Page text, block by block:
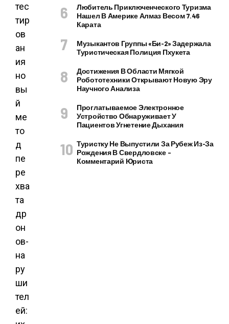
тес
тир
ов
ан
ия
но
вы
й
ме
то
д
пе
ре
хва
та
др
он
ов-
на
ру
ши
тел
ей:
Любитель Приключенческого Туризма
Нашел В Америке Алмаз Весом 7.46
Карата
Музыкантов Группы «Би-2» Задержала
Туристическая Полиция Пхукета
Достижения В Области Мягкой
Робототехники Открывают Новую Эру
Научного Анализа
Проглатываемое Электронное
Устройство Обнаруживает У
Пациентов Угнетение Дыхания
Туристку Не Выпустили За Рубеж Из-За
Рождения В Свердловске –
Комментарий Юриста